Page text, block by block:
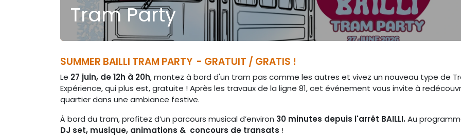
Tram Party
SUMMER BAILLI TRAM PARTY - GRATUIT / GRATIS !
Le 27 juin, de 12h à 20h, montez à bord d'un tram pas comme les autres et vivez un nouveau type de
Expérience, qui plus est, gratuite ! Après les travaux de la ligne 81, cet événement vous invite à
quartier dans une ambiance festive.
À bord du tram, profitez d’un parcours musical d’environ 30 minutes depuis l'arrêt BAILLI.Au
DJ set, musique, animations & concours de transats !